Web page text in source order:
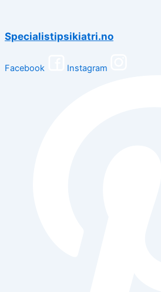
Specialistipsikiatri.no
Facebook Instagram